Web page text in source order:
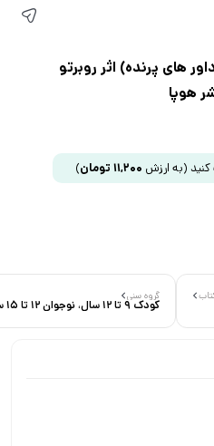
های پرنده) اثر روبرتو
هوپا
کنید (به ارزش 11,200 تومان)
گروه سنی
کودک 9 تا 12 سال، نوجوان 12 تا 15 سال